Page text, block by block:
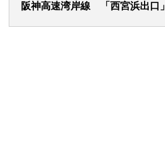
阪神高速湾岸線 「西宮浜出口」